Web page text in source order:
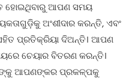
ହୋଇଥିବାରୁ ଆପଣ ସମୟ
ଅଂଶୀଦାର କରନ୍ତି, ଏବଂ
ପ୍ରତିକ୍ରିୟା ଦିଅନ୍ତି। ଆପଣ
ଚେୟାର ବିତରଣ କରନ୍ତି।
ଆପଣଙ୍କର ପ୍ରକଳ୍ପକୁ